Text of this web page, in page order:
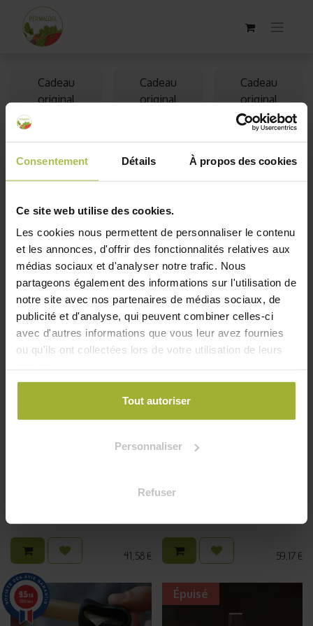
Consentement Détails À propos des cookies
Ce site web utilise des cookies.
Les cookies nous permettent de personnaliser le contenu
et les annonces, d'offrir des fonctionnalités relatives aux
médias sociaux et d'analyser notre trafic. Nous
partageons également des informations sur l'utilisation de
notre site avec nos partenaires de médias sociaux, de
publicité et d'analyse, qui peuvent combiner celles-ci
avec d'autres informations que vous leur avez fournies
ou qu'ils ont collectées lors de votre utilisation de leurs
Tout autoriser
Personnaliser
Refuser
Cadeau
original
Cadeau
original
Cadeau
original
enfant
Cadeau original
proposons une sélection variée pour toutes les
que ce soit pourhommes,femmesouenfants. Que ce
soit pour un anniversaire, une fête ou tout autre
événement, Permacool vous aide à dénicher le présent
parfait.
41,58€
Tablier de jardinage Ben
59,17 €
Épuisé
9.5/10
5789 avis